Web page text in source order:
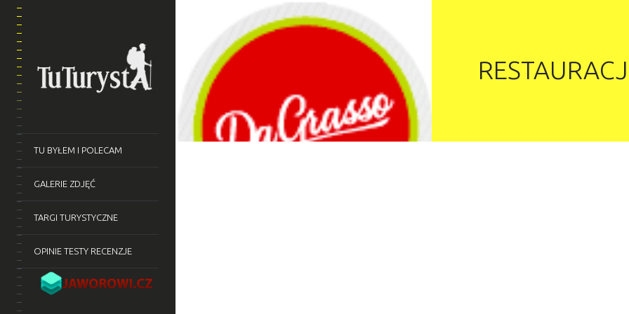
TU BYŁEM I POLECAM
GALERIE ZDJĘĆ
TARGI TURYSTYCZNE
OPINIE TESTY RECENZJE
PIZZERIA DAGRASSO
OSTROŁĘKA
Ostrołęka Gorbatowa 13
GORBATOWA
MAZOWIECKIE
OSTROŁĘKA
RESTAURACJE
TU BYŁEM I POLECAM